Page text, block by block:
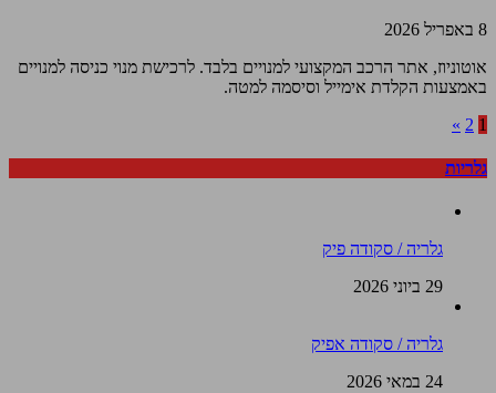
8 באפריל 2026
אוטוניוז, אתר הרכב המקצועי למנויים בלבד. לרכישת מנוי כניסה למנויים
באמצעות הקלדת אימייל וסיסמה למטה.
1
2
»
גלריות
גלריה / סקודה פיק
29 ביוני 2026
גלריה / סקודה אפיק
24 במאי 2026